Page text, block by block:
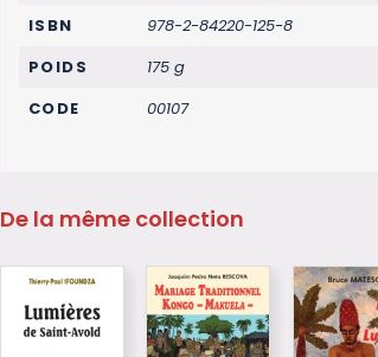
ISBN
978-2-84220-125-8
POIDS
175 g
CODE
00107
De la même collection